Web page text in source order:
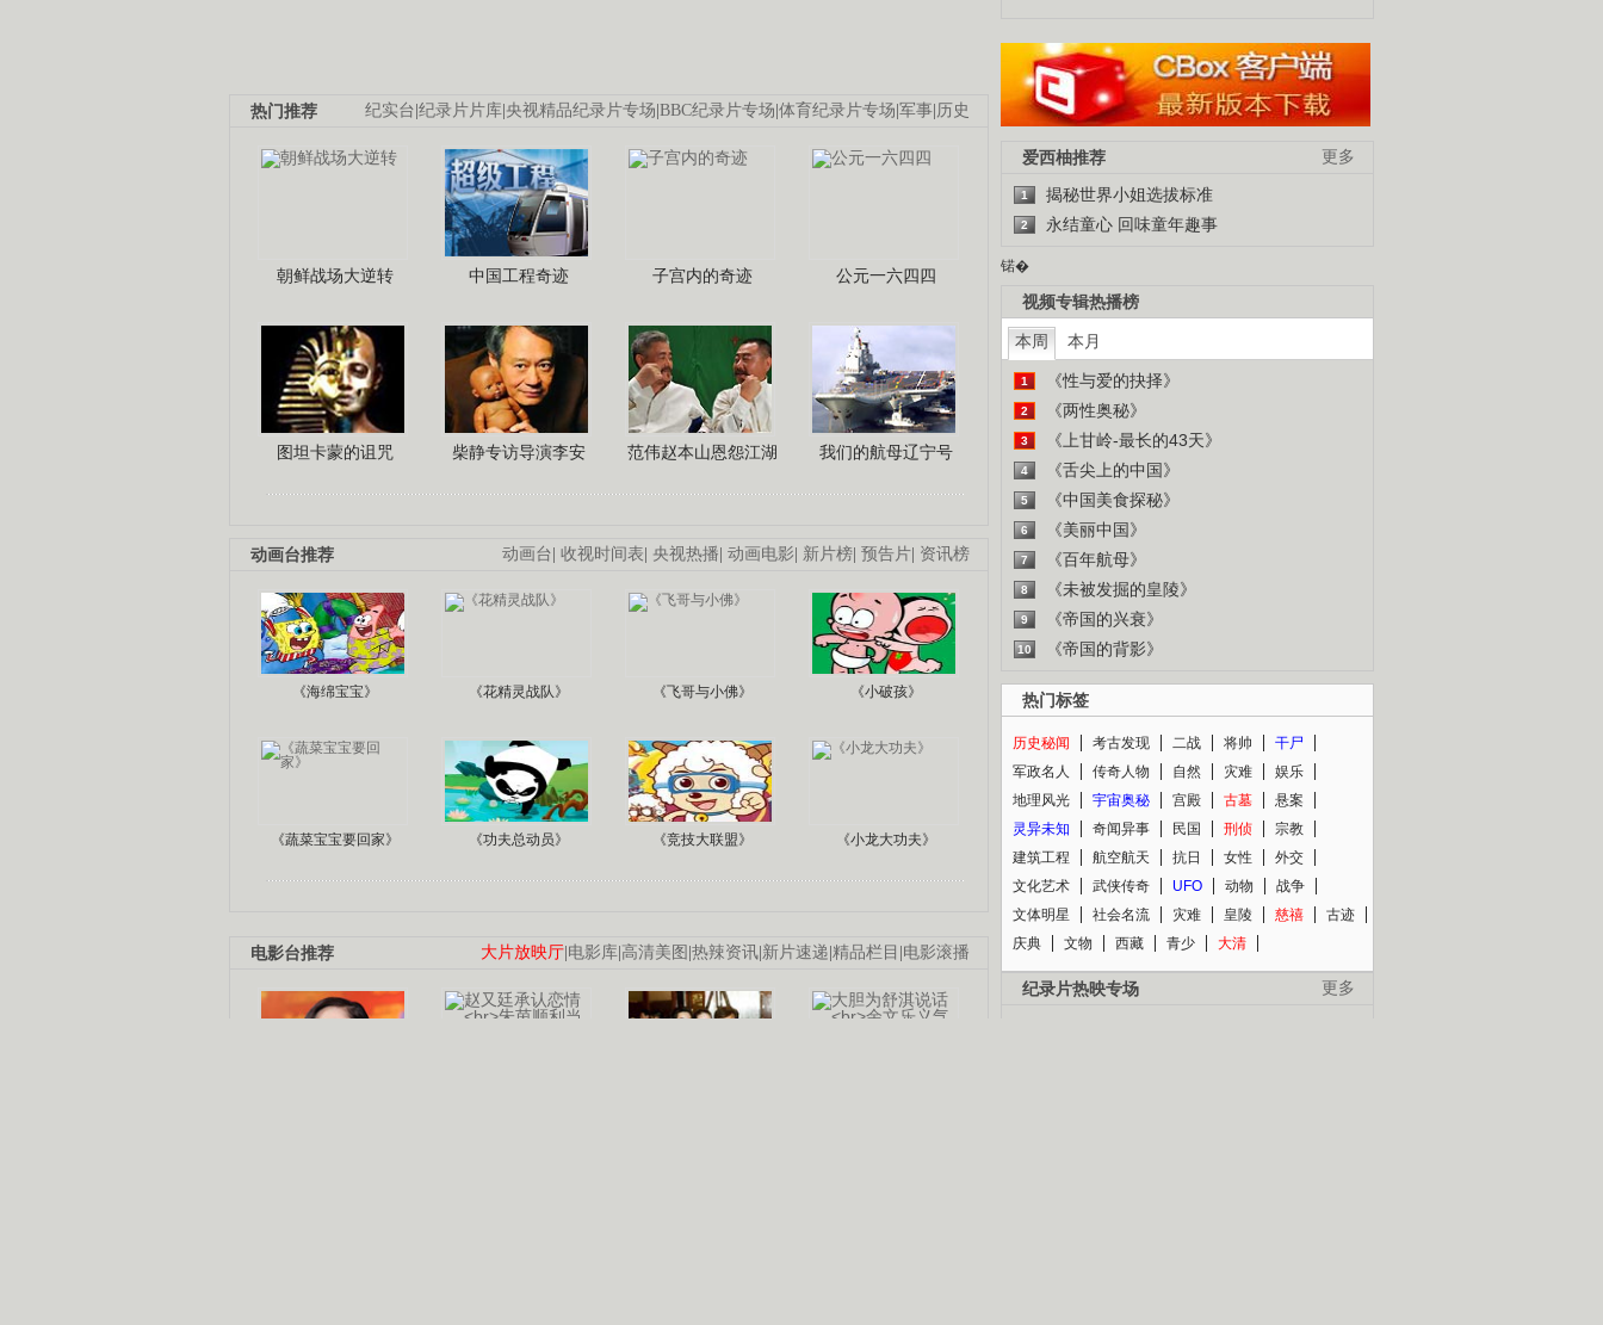
纪实台 纪录片片库 央视精品纪录片专场 BBC纪录片专场 体育纪录片专场 军事 历史
热门推荐
朝鲜战场大逆转 中国工程奇迹 子宫内的奇迹 公元一六四四
图坦卡蒙的诅咒 柴静专访导演李安 范伟赵本山恩怨江湖 我们的航母辽宁号
动画台 收视时间表 央视热播 动画电影 新片榜 预告片 资讯榜
动画台推荐
《海绵宝宝》 《花精灵战队》 《飞哥与小佛》 《小破孩》
《蔬菜宝宝要回家》 《功夫总动员》 《竞技大联盟》 《小龙大功夫》
大片放映厅 电影库 高清美图 热辣资讯 新片速递 精品栏目 电影滚播
电影台推荐
更多
爱西柚推荐
1 揭秘世界小姐选拔标准
2 永结童心 回味童年趣事
锘�
视频专辑热播榜
本周 本月
1 《性与爱的抉择》
2 《两性奥秘》
3 《上甘岭-最长的43天》
4 《舌尖上的中国》
5 《中国美食探秘》
6 《美丽中国》
7 《百年航母》
8 《未被发掘的皇陵》
9 《帝国的兴衰》
10 《帝国的背影》
热门标签
历史秘闻 考古发现 二战 将帅
干尸
军政名人
传奇人物 自然 灾难
娱乐
地理风光
宇宙奥秘 宫殿 古墓
悬案
灵异未知
奇闻异事 民国 刑侦
宗教
建筑工程
航空航天 抗日 女性
外交
文化艺术
武侠传奇 UFO 动物
战争
文体明星
社会名流 灾难 皇陵 慈禧
古迹
庆典
文物 西藏 青少 大清
更多
纪录片热映专场